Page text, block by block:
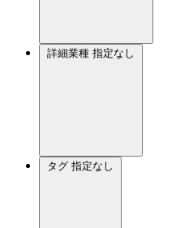
詳細業種 指定なし
タグ 指定なし